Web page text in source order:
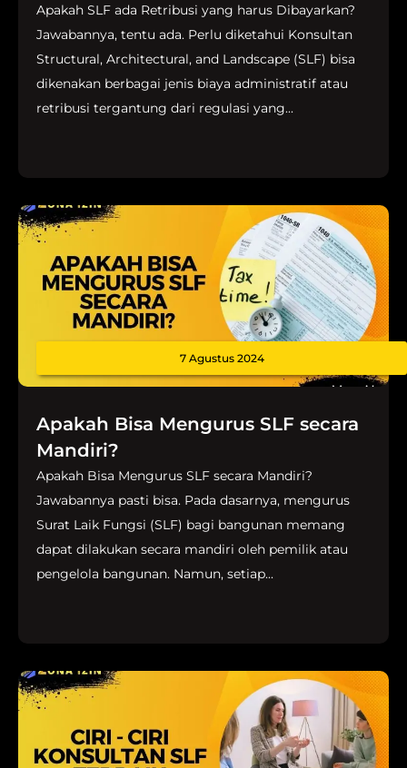
Apakah SLF ada Retribusi yang harus Dibayarkan?
Jawabannya, tentu ada. Perlu diketahui Konsultan
Structural, Architectural, and Landscape (SLF) bisa
dikenakan berbagai jenis biaya administratif atau
retribusi tergantung dari regulasi yang...
7 Agustus 2024
Apakah Bisa Mengurus SLF secara
Mandiri?
Apakah Bisa Mengurus SLF secara Mandiri?
Jawabannya pasti bisa. Pada dasarnya, mengurus
Surat Laik Fungsi (SLF) bagi bangunan memang
dapat dilakukan secara mandiri oleh pemilik atau
pengelola bangunan. Namun, setiap...